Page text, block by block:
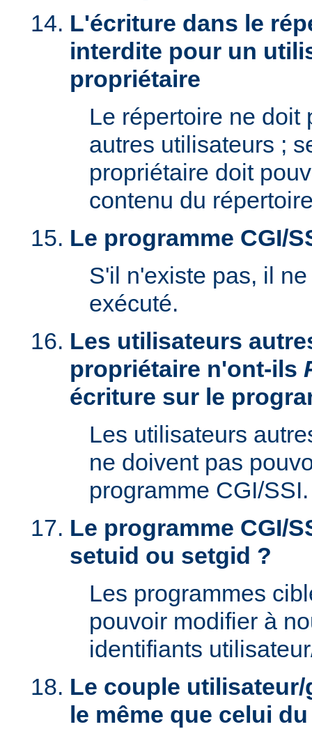
L'écriture dans le
interdite pour un
propriétaire
Le répertoire ne doit
autres utilisateurs ;
propriétaire doit
contenu du
Le programme CGI/
S'il n'existe pas, il
exécuté.
Les utilisateurs
propriétaire n'ont-ils
écriture sur le
Les utilisateurs
ne doivent pas
programme CGI/SSI.
Le programme CGI/
setuid ou setgid ?
Les programmes
pouvoir modifier à
identifiants
Le couple
le même que celui